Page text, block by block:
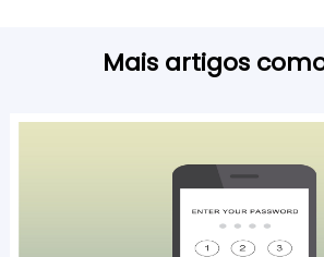
Mais artigos